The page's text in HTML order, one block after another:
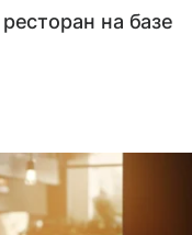
на базе